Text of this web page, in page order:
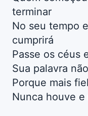
terminar
No seu tempo
cumprirá
Passe os céus
Sua palavra
Porque mais
Nunca houve e